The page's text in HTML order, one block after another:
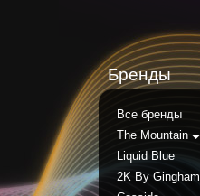
Бренды
Все бренды
The Mountain
Liquid Blue
2K By Gingham